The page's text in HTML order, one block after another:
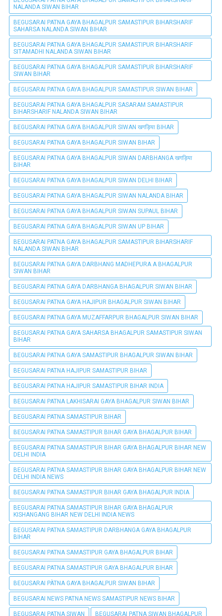
NALANDA SIWAN BIHAR
BEGUSARAI PATNA GAYA BHAGALPUR SAMASTIPUR BIHARSHARIF
SAHARSA NALANDA SIWAN BIHAR
BEGUSARAI PATNA GAYA BHAGALPUR SAMASTIPUR BIHARSHARIF
SITAMADHI NALANDA SIWAN BIHAR
BEGUSARAI PATNA GAYA BHAGALPUR SAMASTIPUR BIHARSHARIF
SIWAN BIHAR
BEGUSARAI PATNA GAYA BHAGALPUR SAMASTIPUR SIWAN BIHAR
BEGUSARAI PATNA GAYA BHAGALPUR SASARAM SAMASTIPUR
BIHARSHARIF NALANDA SIWAN BIHAR
BEGUSARAI PATNA GAYA BHAGALPUR SIWAN खगड़िया BIHAR
BEGUSARAI PATNA GAYA BHAGALPUR SIWAN BIHAR
BEGUSARAI PATNA GAYA BHAGALPUR SIWAN DARBHANGA खगड़िया
BIHAR
BEGUSARAI PATNA GAYA BHAGALPUR SIWAN DELHI BIHAR
BEGUSARAI PATNA GAYA BHAGALPUR SIWAN NALANDA BIHAR
BEGUSARAI PATNA GAYA BHAGALPUR SIWAN SUPAUL BIHAR
BEGUSARAI PATNA GAYA BHAGALPUR SIWAN UP BIHAR
BEGUSARAI PATNA GAYA BHAGALPUR SAMASTIPUR BIHARSHARIF
NALANDA SIWAN BIHAR
BEGUSARAI PATNA GAYA DARBHANG MADHEPURA A BHAGALPUR
SIWAN BIHAR
BEGUSARAI PATNA GAYA DARBHANGA BHAGALPUR SIWAN BIHAR
BEGUSARAI PATNA GAYA HAJIPUR BHAGALPUR SIWAN BIHAR
BEGUSARAI PATNA GAYA MUZAFFARPUR BHAGALPUR SIWAN BIHAR
BEGUSARAI PATNA GAYA SAHARSA BHAGALPUR SAMASTIPUR SIWAN
BIHAR
BEGUSARAI PATNA GAYA SAMASTIPUR BHAGALPUR SIWAN BIHAR
BEGUSARAI PATNA HAJIPUR SAMASTIPUR BIHAR
BEGUSARAI PATNA HAJIPUR SAMASTIPUR BIHAR INDIA
BEGUSARAI PATNA LAKHISARAI GAYA BHAGALPUR SIWAN BIHAR
BEGUSARAI PATNA SAMASTIPUR BIHAR
BEGUSARAI PATNA SAMASTIPUR BIHAR GAYA BHAGALPUR BIHAR
BEGUSARAI PATNA SAMASTIPUR BIHAR GAYA BHAGALPUR BIHAR NEW
DELHI INDIA
BEGUSARAI PATNA SAMASTIPUR BIHAR GAYA BHAGALPUR BIHAR NEW
DELHI INDIA NEWS
BEGUSARAI PATNA SAMASTIPUR BIHAR GAYA BHAGALPUR INDIA
BEGUSARAI PATNA SAMASTIPUR BIHAR GAYA BHAGALPUR
KISHANGANG BIHAR NEW DELHI INDIA NEWS
BEGUSARAI PATNA SAMASTIPUR DARBHANGA GAYA BHAGALPUR
BIHAR
BEGUSARAI PATNA SAMASTIPUR GAYA BHAGALPUR BIHAR
BEGUSARAI PATNA SAMASTIPUR GAYA BHAGALPUR BIHAR
BEGUSARAI PÀTNA GAYA BHAGALPUR SIWAN BIHAR
BEGUSARAI NEWS PATNA NEWS SAMASTIPUR NEWS BIHAR
BEGUSARAI PATNA SIWAN BEGUSARAI PATNA SIWAN BHAGALPUR